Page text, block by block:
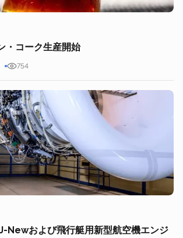
・コーク生産開始
754
Newおよび飛行艇用新型航空機エンジ